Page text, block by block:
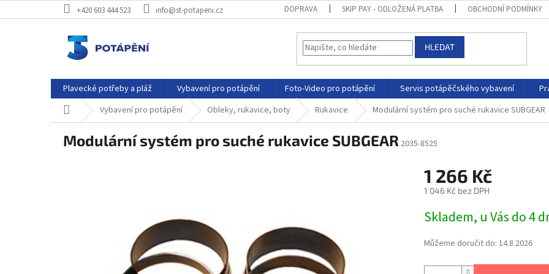
na
+420 603 444 523 info@st-potapeni.cz DOPRAVA SKIP PAY - ODLOŽENÁ PLATBA OBCHODNÍ PODMÍNKY
HLEDAT
Plavecké potřeby a pláž Vybavení pro potápění Foto-Video pro potápění Servis potápěčského vybavení
Domů Vybavení pro potápění Obleky, rukavice, boty Rukavice Modulární systém pro suché rukavice SUBGEAR
Modulární systém pro suché rukavice SUBGEAR 2035-8525
1 266 Kč
1 046 Kč bez DPH
Skladem, u Vás do 4
Můžeme doručit do: 14.8.2026